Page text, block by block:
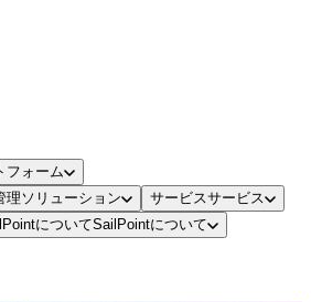
フォーム
理ソリューション サービスサービス
についてSailPointについて